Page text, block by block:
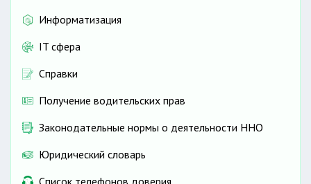
Информатизация
IT сфера
Справки
Получение водительских прав
Законодательные нормы о деятельности ННО
Юридический словарь